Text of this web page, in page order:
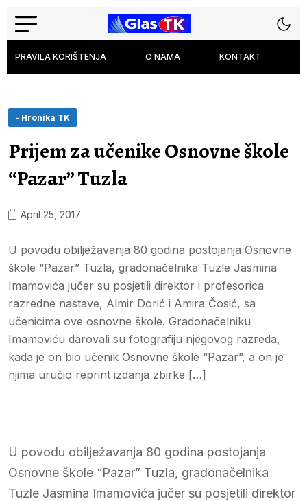
PRAVILA KORIŠTENJA O NAMA KONTAKT
- Hronika TK
Prijem za učenike Osnovne škole
“Pazar” Tuzla
April 25, 2017
U povodu obilježavanja 80 godina postojanja Osnovne
škole “Pazar” Tuzla, gradonačelnika Tuzle Jasmina
Imamovića jučer su posjetili direktor i profesorica
razredne nastave, Almir Dorić i Amira Čosić, sa
učenicima ove osnovne škole. Gradonačelniku
Imamoviću darovali su fotografiju njegovog razreda,
kada je on bio učenik Osnovne škole “Pazar”, a on je
njima uručio reprint izdanja zbirke […]
U povodu obilježavanja 80 godina postojanja
Osnovne škole “Pazar” Tuzla, gradonačelnika
Tuzle Jasmina Imamovića jučer su posjetili direktor